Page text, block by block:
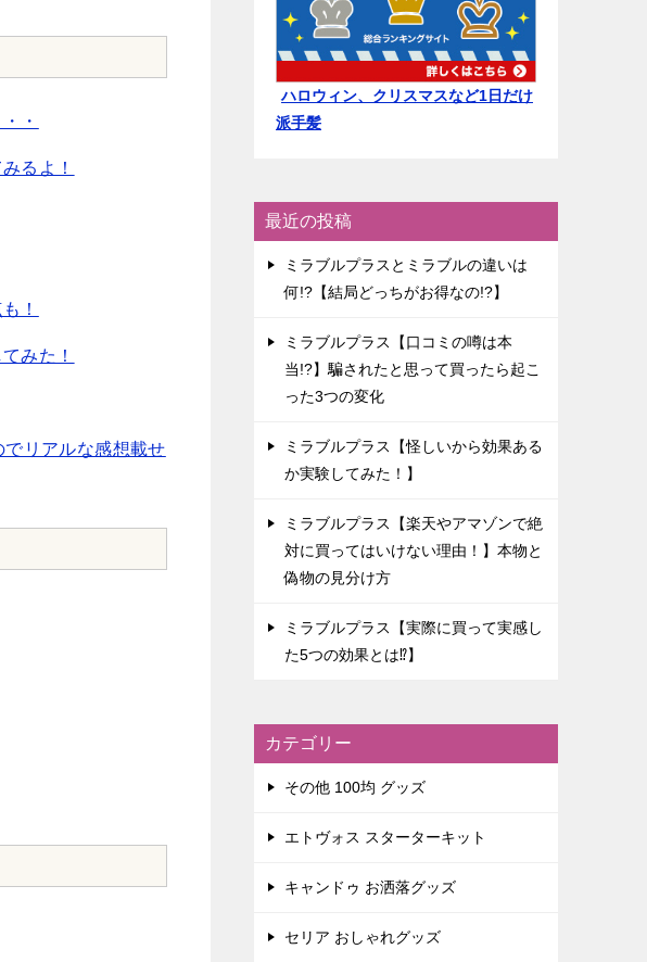
・
るよ！
！
みた！
リアルな感想載せ
ハロウィン、クリスマスなど1日だけ
派手髪
最近の投稿
ミラブルプラスとミラブルの違いは
何!?【結局どっちがお得なの!?】
ミラブルプラス【口コミの噂は本
当!?】騙されたと思って買ったら起こ
った3つの変化
ミラブルプラス【怪しいから効果ある
か実験してみた！】
ミラブルプラス【楽天やアマゾンで絶
対に買ってはいけない理由！】本物と
偽物の見分け方
ミラブルプラス【実際に買って実感し
た5つの効果とは⁉】
カテゴリー
その他 100均 グッズ
エトヴォス スターターキット
キャンドゥ お洒落グッズ
セリア おしゃれグッズ